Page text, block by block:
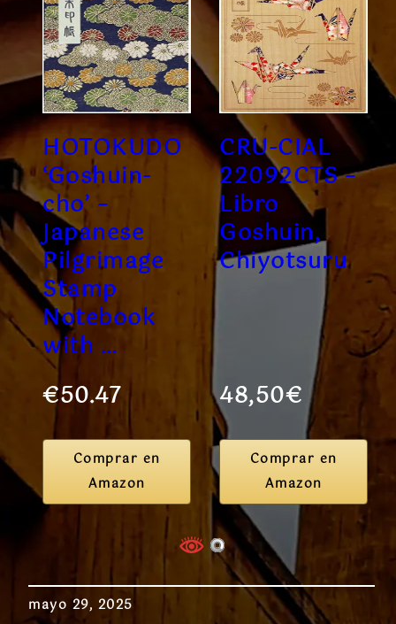
HOTOKUDO
‘Goshuin-
cho’ –
Japanese
Pilgrimage
Stamp
Notebook
with …
€50.47
Comprar en
Amazon
CRU-CIAL
22092CTS –
Libro
Goshuin,
Chiyotsuru
48,50€
Comprar en
Amazon
mayo 29, 2025